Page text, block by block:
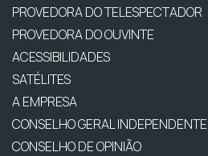
PROVEDORA DO TELESPECTADOR
PROVEDORA DO OUVINTE
ACESSIBILIDADES
SATÉLITES
A EMPRESA
CONSELHO GERAL INDEPENDENTE
CONSELHO DE OPINIÃO